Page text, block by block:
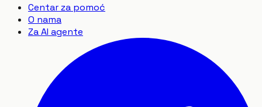
Centar za pomoć
O nama
Za AI agente